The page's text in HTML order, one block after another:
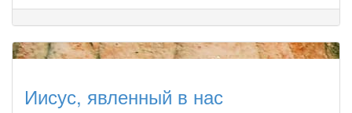
Иисус, явленный в нас